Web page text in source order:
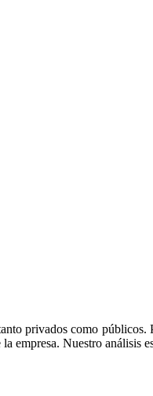
privados como
empresa. Nuestro